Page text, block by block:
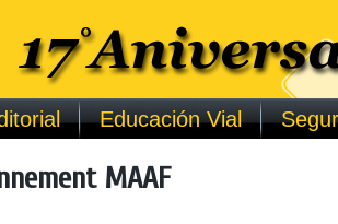
Educación Vial
MAAF